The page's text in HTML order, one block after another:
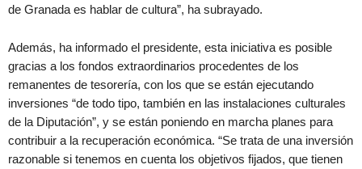
de Granada es hablar de cultura”, ha subrayado.
Además, ha informado el presidente, esta iniciativa es posible
gracias a los fondos extraordinarios procedentes de los
remanentes de tesorería, con los que se están ejecutando
inversiones “de todo tipo, también en las instalaciones culturales
de la Diputación”, y se están poniendo en marcha planes para
contribuir a la recuperación económica. “Se trata de una inversión
razonable si tenemos en cuenta los objetivos fijados, que tienen